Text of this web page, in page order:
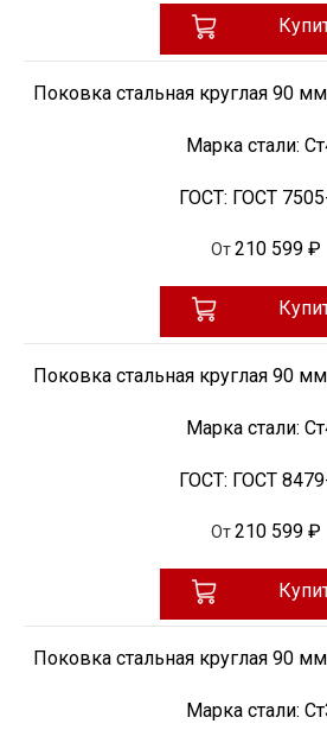
Поковка стальная круглая 90
Марка стали:
ГОСТ: ГОСТ
От 210 599 ₽
Поковка стальная круглая 90
Марка стали:
ГОСТ: ГОСТ
От 210 599 ₽
Поковка стальная круглая 90
Марка стали: